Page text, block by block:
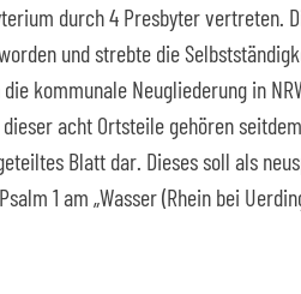
durch 4 Presbyter vertreten.
und strebte die
kommunale Neugliederung in
acht Ortsteile gehören
Blatt dar. Dieses soll als
1 am „Wasser (Rhein bei